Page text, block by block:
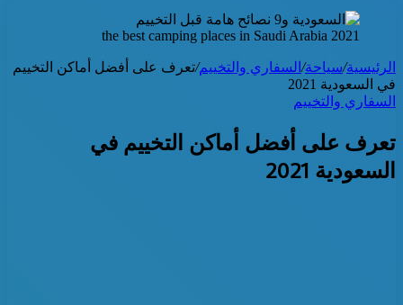
the best camping places in Saudi Arabia 2021
الرئيسية/سياحة/ السفاري والتخييم/تعرف على أفضل أماكن التخييم
في السعودية 2021
السفاري والتخييم
تعرف على أفضل أماكن التخييم في
السعودية 2021